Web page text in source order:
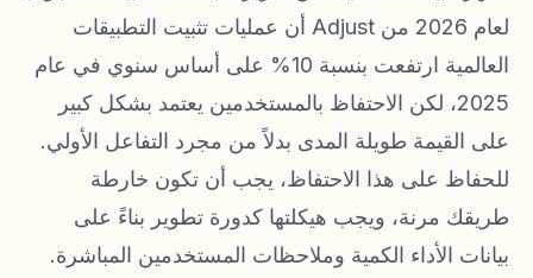
لعام 2026 من Adjust أن عمليات تثبيت التطبيقات
العالمية ارتفعت بنسبة 10% على أساس سنوي في عام
2025، لكن الاحتفاظ بالمستخدمين يعتمد بشكل كبير
على القيمة طويلة المدى بدلاً من مجرد التفاعل الأولي.
للحفاظ على هذا الاحتفاظ، يجب أن تكون خارطة
طريقك مرنة، ويجب هيكلتها كدورة تطوير بناءً على
بيانات الأداء الكمية وملاحظات المستخدمين المباشرة.